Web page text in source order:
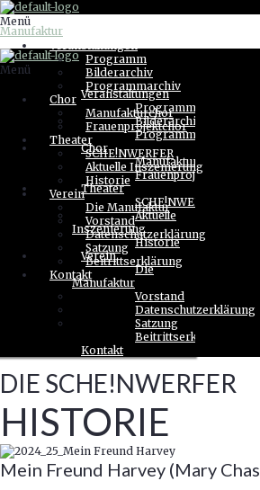
Zum Inhalt springen
Manufaktur
Menü
Veranstaltungen
Programm
Bilderarchiv
Programmarchiv
Chor
Manufakturchor
Frauenprojektchor
Theater
SCHE!NWERFER
Aktuelle Inszenierung
Historie
Verein
Die Manufaktur
Vorstand
Datenschutzerklärung
Satzung
Beitrittserklärung
Kontakt
Menü
Veranstaltungen
Programm
Bilderarchiv
Programmarchiv
Chor
Manufakturchor
Frauenprojektchor
Theater
SCHE!NWERFER
Aktuelle
Inszenierung
Historie
Verein
Die
Manufaktur
Vorstand
Datenschutzerklärung
Satzung
Beitrittserklärung
Kontakt
DIE SCHE!NWERFER
HISTORIE
Mein Freund Harvey (Mary